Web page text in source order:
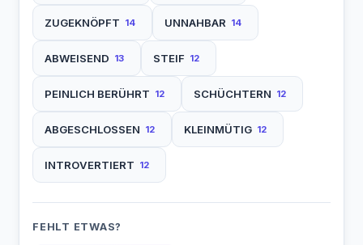
ZUGEKNÖPFT 14 UNNAHBAR 14
ABWEISEND 13 STEIF 12
PEINLICH BERÜHRT 12 SCHÜCHTERN 12
ABGESCHLOSSEN 12 KLEINMÜTIG 12
INTROVERTIERT 12
FEHLT ETWAS?